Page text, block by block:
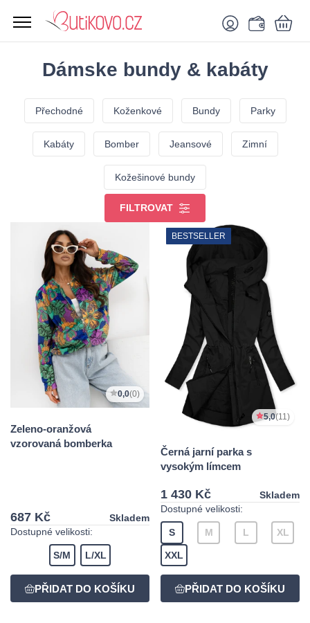
Dámske bundy & kabáty
Přechodné Koženkové Bundy Parky
Kabáty Bomber Jeansové Zimní
Kožešinové bundy
FILTROVAT
0,0(0)
Zeleno-oranžová
vzorovaná bomberka
687 Kč
Skladem
Dostupné velikosti:
S/M L/XL
BESTSELLER
5,0(11)
Černá jarní parka s
vysokým límcem
1 430 Kč
Skladem
Dostupné velikosti:
S M L XL
XXL